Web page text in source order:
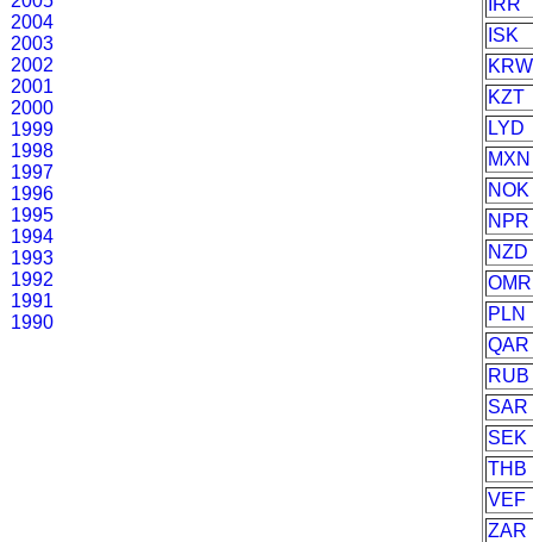
2004
2003
2002
2001
2000
1999
1998
1997
1996
1995
1994
1993
1992
1991
1990
ISK
KRW
KZT
LYD
MXN
NOK
NPR
NZD
OMR
PLN
QAR
RUB
SAR
SEK
THB
VEF
ZAR